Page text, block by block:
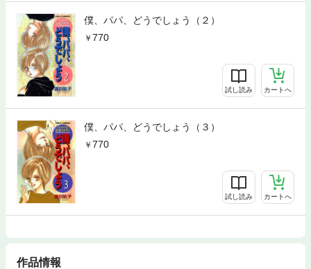
僕、パパ、どうでしょう（２）
770
試し読み カートへ
僕、パパ、どうでしょう（３）
770
試し読み カートへ
作品情報